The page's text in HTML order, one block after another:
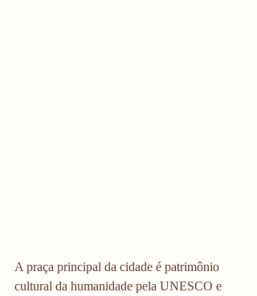
A praça principal da cidade é patrimônio
cultural da humanidade pela UNESCO e